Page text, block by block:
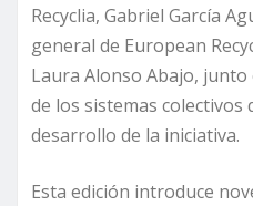
Recyclia, Gabriel García
general de European
Laura Alonso Abajo,
de los sistemas colectivos
desarrollo de la iniciativa.
Esta edición introduce